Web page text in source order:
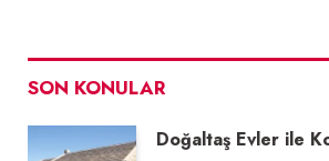
SON KONULAR
Doğaltaş Evler ile